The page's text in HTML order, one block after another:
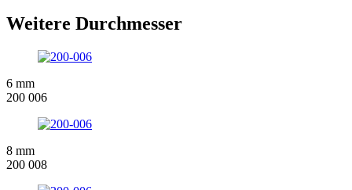
Weitere Durchmesser
6 mm
200 006
8 mm
200 008